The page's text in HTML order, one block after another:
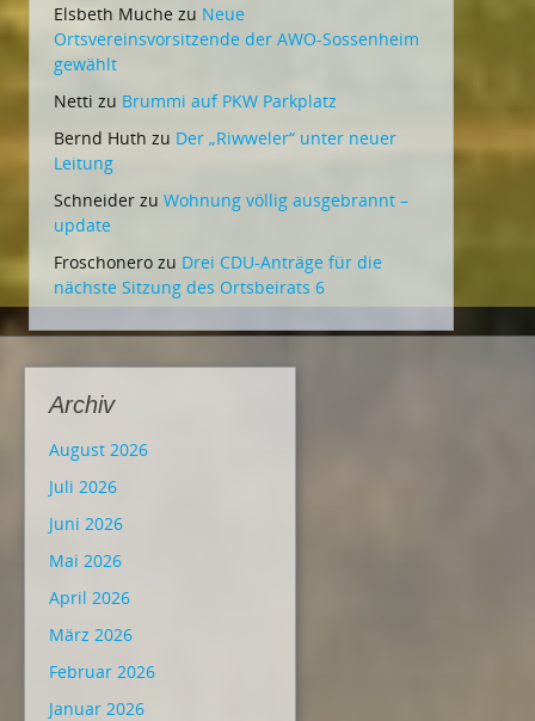
Elsbeth Muche zu Neue
Ortsvereinsvorsitzende der AWO-Sossenheim
gewählt
Netti zu Brummi auf PKW Parkplatz
Bernd Huth zu Der „Riwweler“ unter neuer
Leitung
Schneider zu Wohnung völlig ausgebrannt –
update
Froschonero zu Drei CDU-Anträge für die
nächste Sitzung des Ortsbeirats 6
Archiv
August 2026
Juli 2026
Juni 2026
Mai 2026
April 2026
März 2026
Februar 2026
Januar 2026